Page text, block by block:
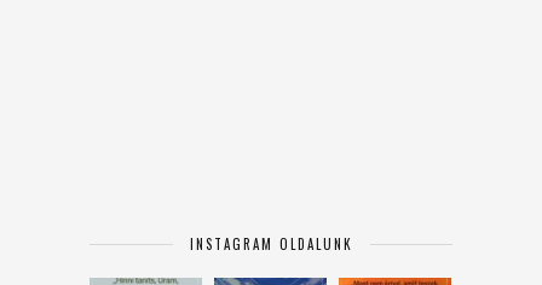
INSTAGRAM OLDALUNK